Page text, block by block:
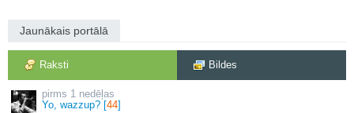
Jaunākais portālā
Raksti Bildes
1 nedēļas
Yo, wazzup? [44]